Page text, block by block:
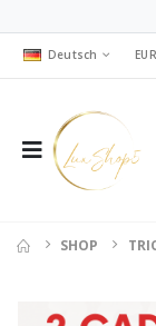
Deutsch EUR
SHOP